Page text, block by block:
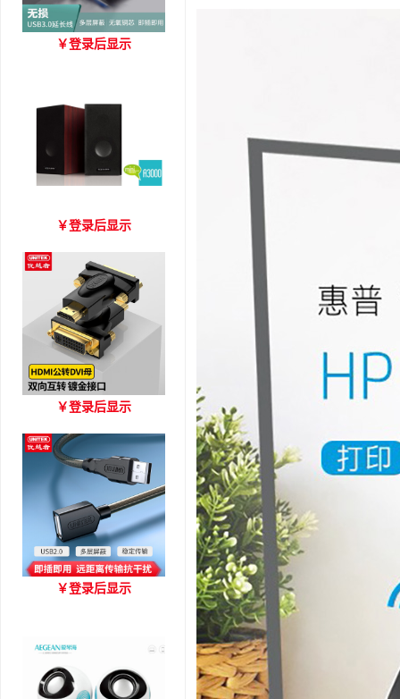
优越者Y-C479国标无氧铜
￥登录后显示
爱琴海 A3000 木质音箱
￥登录后显示
优越者HDMI转DVI双向互
￥登录后显示
优越者Y-C416A 国标
￥登录后显示